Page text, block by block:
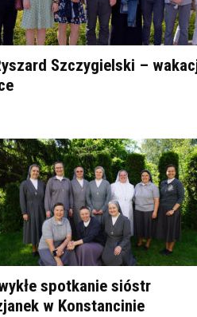
Szczygielski –
spotkanie sióstr
w Konstancinie